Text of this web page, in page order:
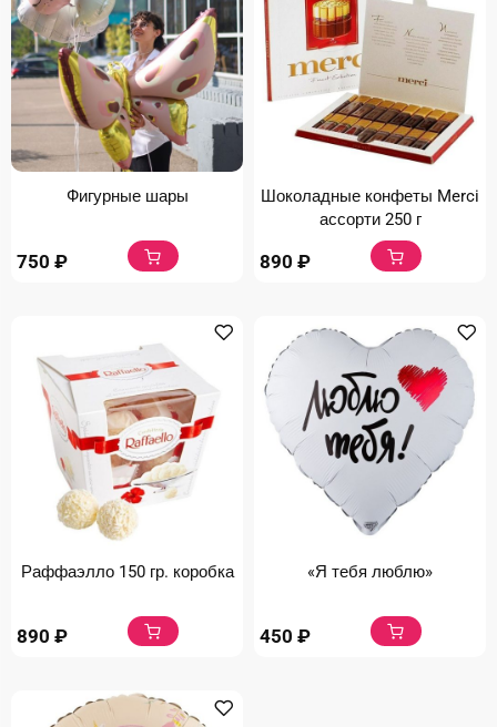
Фигурные шары
750 ₽
Шоколадные конфеты Merci
ассорти 250 г
890 ₽
Раффаэлло 150 гр. коробка
890 ₽
«Я тебя люблю»
450 ₽